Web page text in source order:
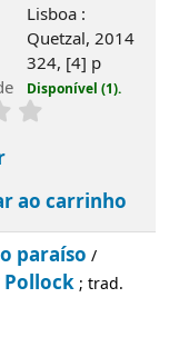
Lisboa :
Quetzal, 2014
324, [4] p
Disponível (1).
ao carrinho
paraíso /
Pollock; trad.